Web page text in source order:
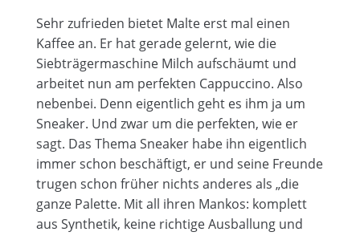
Sehr zufrieden bietet Malte erst mal einen
Kaffee an. Er hat gerade gelernt, wie die
Siebträgermaschine Milch aufschäumt und
arbeitet nun am perfekten Cappuccino. Also
nebenbei. Denn eigentlich geht es ihm ja um
Sneaker. Und zwar um die perfekten, wie er
sagt. Das Thema Sneaker habe ihn eigentlich
immer schon beschäftigt, er und seine Freunde
trugen schon früher nichts anderes als „die
ganze Palette. Mit all ihren Mankos: komplett
aus Synthetik, keine richtige Ausballung und